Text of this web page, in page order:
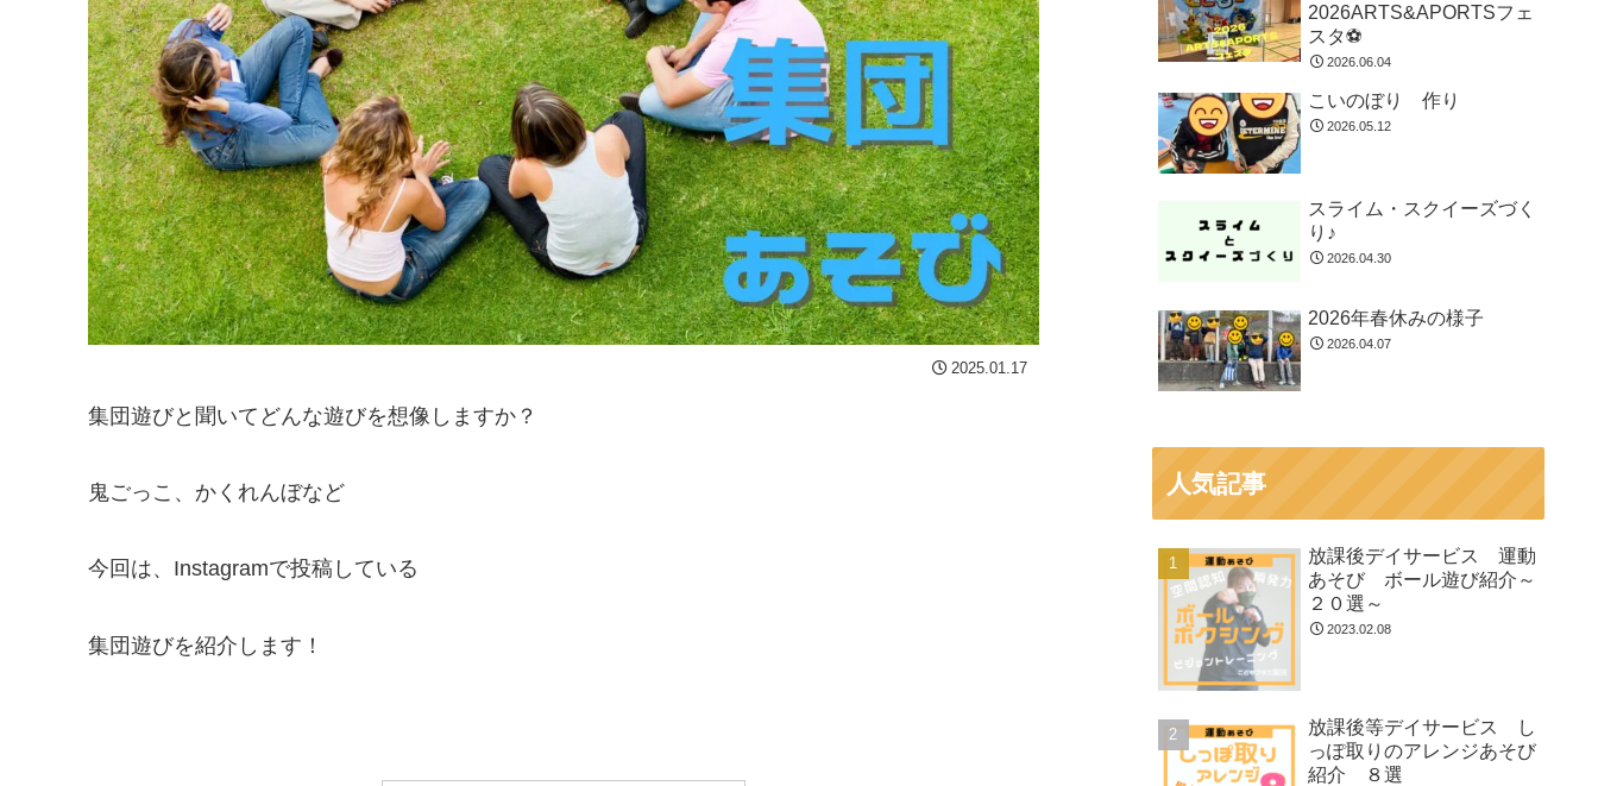
2025.01.17
集団遊びと聞いてどんな遊びを想像しますか？
鬼ごっこ、かくれんぼなど
今回は、Instagramで投稿している
集団遊びを紹介します！
2026ARTS&APORTSフェ
スタ⚽
2026.06.04
こいのぼり 作り
2026.05.12
スライム・スクイーズづく
り♪
2026.04.30
2026年春休みの様子
2026.04.07
人気記事
放課後デイサービス 運動
あそび ボール遊び紹介～
２０選～
2023.02.08
放課後等デイサービス し
っぽ取りのアレンジあそび
紹介 ８選